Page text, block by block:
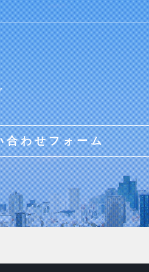
合わせフォーム